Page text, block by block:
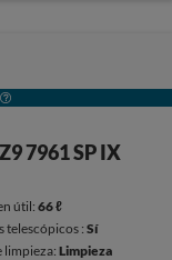
7961 SP IX
útil:66 ℓ
telescópicos : Sí
limpieza:Limpieza